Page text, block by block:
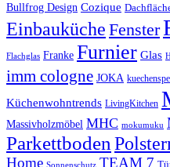
Bullfrog Design Cozique
Einbauküche Fenster
Flachglas Franke Furnier Glas
imm cologne JOKA
Küchenwohntrends LivingKitchen
Massivholzmöbel MHC mokumuku
Parkettboden
Home
TEAM 7